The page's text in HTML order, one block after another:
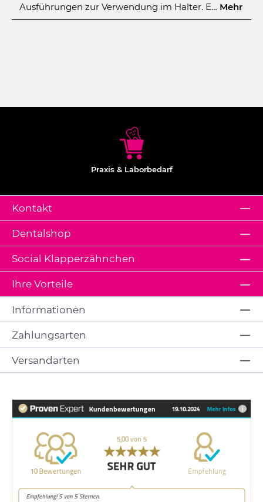
Ausführungen zur Verwendung im Halter. E… Mehr
Praxis & Laborbedarf
Kontakt
Dentalshop
Ihre Vorteile
Social Klapperzähnchen
Informationen
Zahlungsarten
Versandarten